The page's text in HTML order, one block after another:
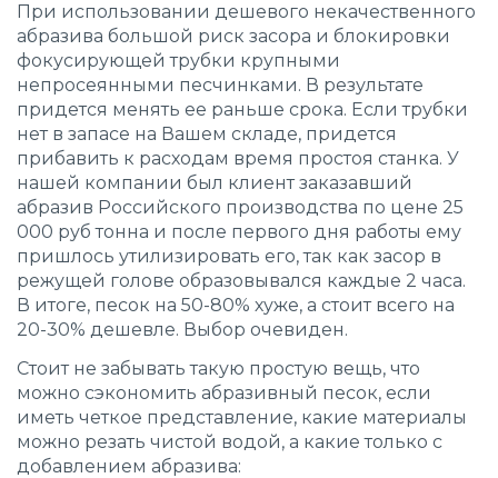
При использовании дешевого некачественного
абразива большой риск засора и блокировки
фокусирующей трубки крупными
непросеянными песчинками. В результате
придется менять ее раньше срока. Если трубки
нет в запасе на Вашем складе, придется
прибавить к расходам время простоя станка. У
нашей компании был клиент заказавший
абразив Российского производства по цене 25
000 руб тонна и после первого дня работы ему
пришлось утилизировать его, так как засор в
режущей голове образовывался каждые 2 часа.
В итоге, песок на 50-80% хуже, а стоит всего на
20-30% дешевле. Выбор очевиден.
Стоит не забывать такую простую вещь, что
можно сэкономить абразивный песок, если
иметь четкое представление, какие материалы
можно резать чистой водой, а какие только с
добавлением абразива: